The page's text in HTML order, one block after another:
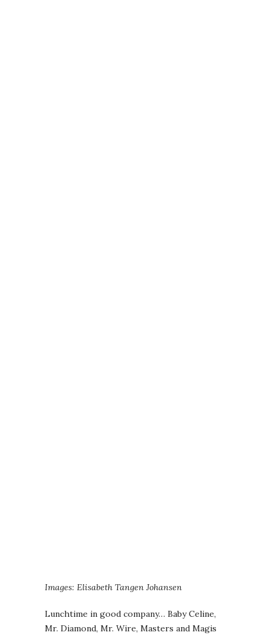
Images: Elisabeth Tangen Johansen
Lunchtime in good company… Baby Celine,
Mr. Diamond, Mr. Wire, Masters and Magis